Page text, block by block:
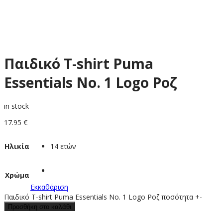
Παιδικό Τ-shirt Puma
Essentials No. 1 Logo Ροζ
in stock
17.95 €
Ηλικία 14 ετών
Χρώμα
Εκκαθάριση
Παιδικό Τ-shirt Puma Essentials No. 1 Logo Ροζ ποσότητα +-
Προσθήκη στο καλάθι